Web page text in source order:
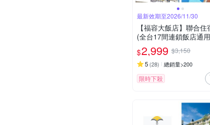
最新效期至2026/11/30
【福容大飯店】聯合住
(全台17間連鎖飯店通
限到2026年11月)
$2,999 $3,150
5 (28) 總銷量>200
限時下殺